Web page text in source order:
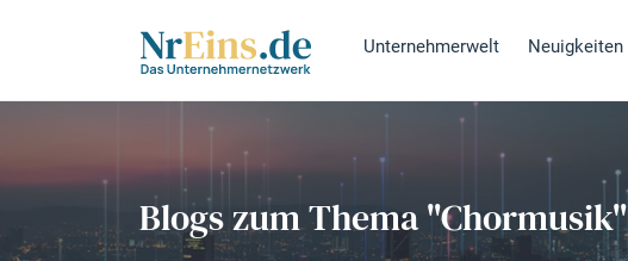
Unternehmerwelt Neuigkeiten
Blogs zum Thema "Chormusik"